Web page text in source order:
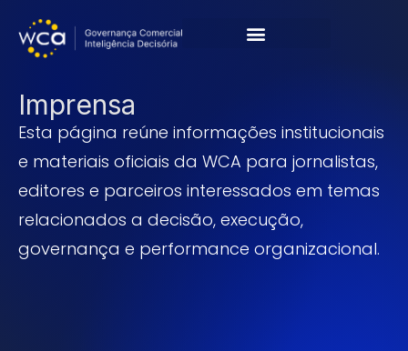
Imprensa
Esta página reúne informações institucionais
e materiais oficiais da WCA para jornalistas,
editores e parceiros interessados em temas
relacionados a decisão, execução,
governança e performance organizacional.